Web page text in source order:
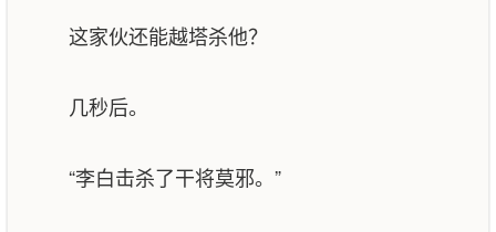
这家伙还能越塔杀他？
几秒后。
“李白击杀了干将莫邪。”